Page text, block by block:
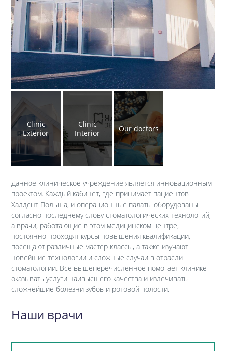
Clinic
Exterior
Clinic
Interior
Our doctors
Данное клиническое учреждение является инновационным
проектом. Каждый кабинет, где принимает пациентов
Халдент Польша, и операционные палаты оборудованы
согласно последнему слову стоматологических технологий,
а врачи, работающие в этом медицинском центре,
постоянно проходят курсы повышения квалификации,
посещают различные мастер классы, а также изучают
новейшие технологии и сложные случаи в отрасли
стоматологии. Все вышеперечисленное помогает клинике
оказывать услуги наивысшего качества и излечивать
сложнейшие болезни зубов и ротовой полости.
Наши врачи